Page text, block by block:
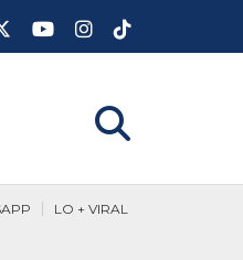
LO + VIRAL